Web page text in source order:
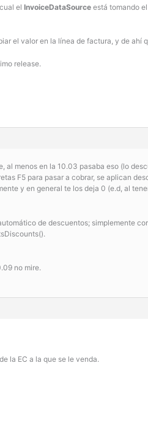
elInvoiceDataSource está tomando
el valor en la línea de factura, y de ahí
release.
al menos en la 10.03 pasaba eso (lo
F5 para pasar a cobrar, se aplican
y en general te los deja 0 (e.d, al
de descuentos; simplemente
no mire.
la EC a la que se le venda.